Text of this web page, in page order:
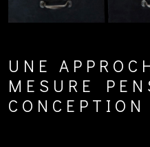
UNE
MESURE
CONCEPTION